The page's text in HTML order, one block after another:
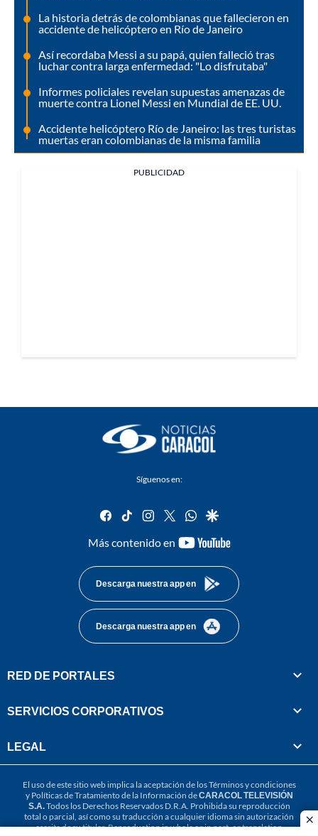
La historia detrás de colombianas que fallecieron en
accidente de helicóptero en Río de Janeiro
Así recordaba Messi a su papá, quien falleció tras
luchar contra larga enfermedad: "Lo disfrutaba"
Informes policiales revelan supuestas amenazas de
muerte contra Lionel Messi en Mundial de EE. UU.
Accidente helicóptero Río de Janeiro: las tres turistas
muertas eran colombianas de la misma familia
PUBLICIDAD
Síguenos en:
facebook
tiktok instagram
twitterwhatsapp
google
Más contenido en
youtube-
Descarga nuestra app en
Descarga nuestra app en
RED DE PORTALES
SERVICIOS CORPORATIVOS
LEGAL
El uso de este sitio web implica la aceptación de losTérminos y condiciones
y Políticas de Tratamiento de la Información deCARACOL TELEVISIÓN
S.A.Todos los Derechos Reservados D.R.A. Prohibida su reproducción
total o parcial, así como su traducción a cualquier idioma sin autorización
escrita de su titular. Reproduction in whole or in part, or translation